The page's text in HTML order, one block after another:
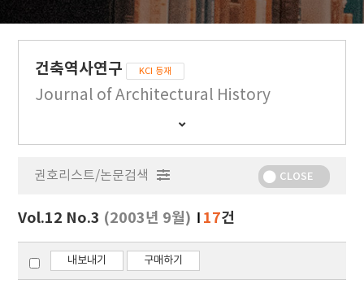
건축역사연구 KCI 등재
Journal of Architectural History
간
행
보
기
권호리스트/논문검색 CLOSE
Vol.12 No.3 (2003년 9월) 17건
내보내기 구매하기